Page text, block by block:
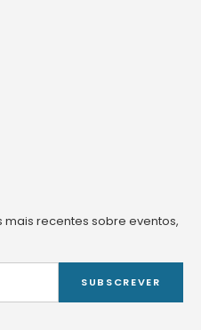
recentes sobre eventos,
SUBSCREVER